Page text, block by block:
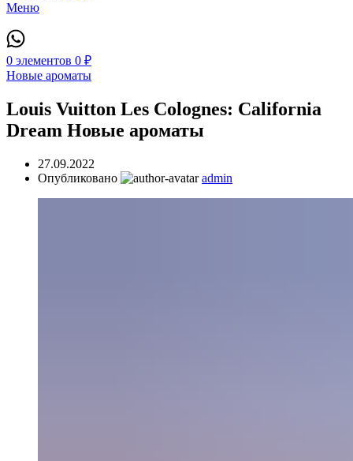
Меню
0 элементов 0 ₽
Новые ароматы
Louis Vuitton Les Colognes: California
Dream Новые ароматы
27.09.2022
Опубликовано
admin